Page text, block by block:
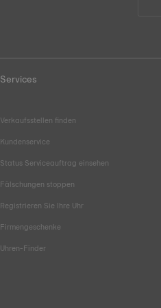
Services
Verkaufsstellen finden
Kundenservice
Status Serviceauftrag einsehen
Fälschungen stoppen
Registrieren Sie Ihre Uhr
Firmengeschenke
Uhren-Finder